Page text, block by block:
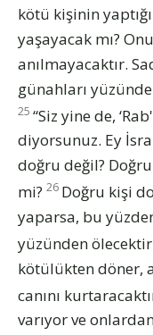
kötü kişinin
yaşayacak mı?
anılmayacaktır.
günahları
25 “Siz yine de,
diyorsunuz. Ey
doğru değil?
mi? 26 Doğru kişi
yaparsa, bu
yüzünden
kötülükten döner,
canını
varıyor ve